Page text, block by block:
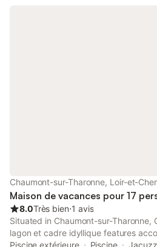
Chaumont-sur-Tharonne, Loir-et-Cher
Maison de vacances pour 17
8.0Très bien⋅1 avis
Situated in Chaumont-sur-Tharonne,
lagon et cadre idyllique features
pool, free WiFi and free private
Piscine extérieure Piscine